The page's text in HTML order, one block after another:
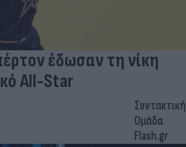
έδωσαν τη νίκη
All-Star
Συντακτική
Ομάδα
Flash.gr